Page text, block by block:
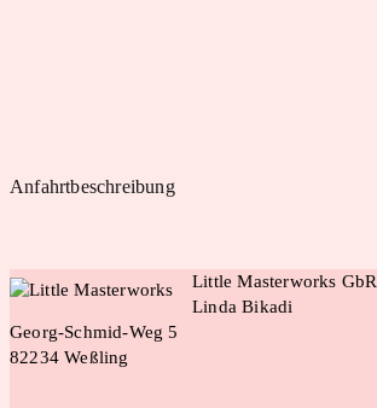
Anfahrtbeschreibung
Little Masterworks GbR
Linda Bikadi
Georg-Schmid-Weg 5
82234 Weßling